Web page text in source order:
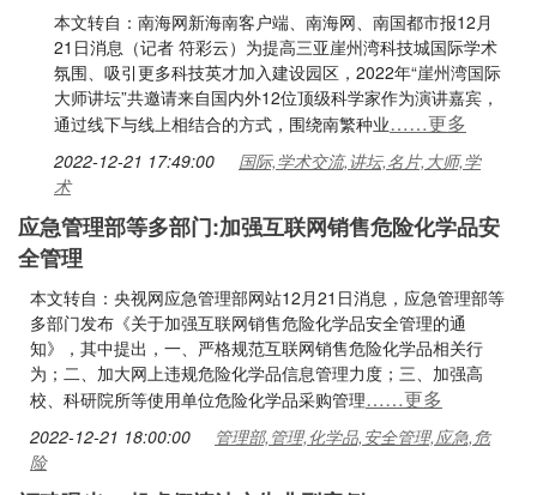
本文转自：南海网新海南客户端、南海网、南国都市报12月
21日消息（记者 符彩云）为提高三亚崖州湾科技城国际学术
氛围、吸引更多科技英才加入建设园区，2022年“崖州湾国际
大师讲坛”共邀请来自国内外12位顶级科学家作为演讲嘉宾，
通过线下与线上相结合的方式，围绕南繁种业……更多
2022-12-21 17:49:00
国际,学术交流,讲坛,名片,大师,学
术
应急管理部等多部门:加强互联网销售危险化学品安
全管理
本文转自：央视网应急管理部网站12月21日消息，应急管理部等
多部门发布《关于加强互联网销售危险化学品安全管理的通
知》，其中提出，一、严格规范互联网销售危险化学品相关行
为；二、加大网上违规危险化学品信息管理力度；三、加强高
校、科研院所等使用单位危险化学品采购管理……更多
2022-12-21 18:00:00
管理部,管理,化学品,安全管理,应急,危
险